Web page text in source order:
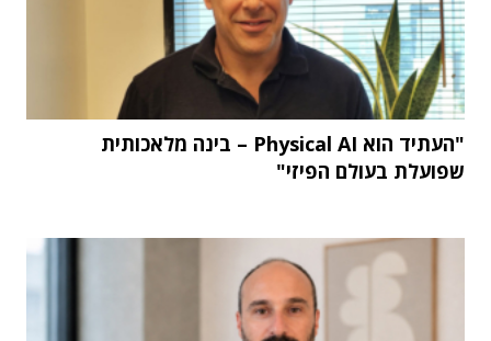
"העתיד הוא Physical AI – בינה מלאכותית
שפועלת בעולם הפיזי"